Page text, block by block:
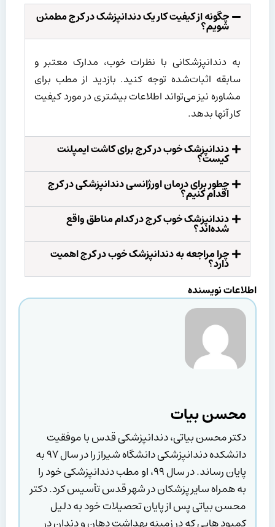
چگونه از کیفیت کار یک دندانپزشک در کرج مطمئن
شویم؟
به دندانپزشکانی با نظرات خوب، مدارک معتبر و
سابقه اثبات‌شده توجه کنید. بازدید از مطب برای
مشاوره نیز می‌تواند اطلاعات بیشتری در مورد کیفیت
کار آنها بدهد.
دندانپزشک خوب در کرج برای کاشت ایمپلنت
کیست؟
چطور برای درمان اورژانسی دندانپزشکی در کرج
اقدام کنیم؟
دندانپزشک خوب کرج در کدام مناطق واقع
شده‌اند؟
چرا مراجعه به دندانپزشک خوب در کرج اهمیت
دارد؟
اطلاعات نویسنده
محسن بیات
دکتر محسن بیاتی، دندانپزشکی قدس با موفقیت
دانشکده دندانپزشکی دانشگاه شیراز را در سال ۹۷ به
پایان رساند. در سال ۹۹، او مطب دندانپزشکی خود را
به همراه سایر پزشکان در شهر قدس تأسیس کرد. دکتر
محسن بیاتی پس از پایان تحصیلات خود به دلیل
کمبود هایی که در زمینه بهداشت دهان و دندان در